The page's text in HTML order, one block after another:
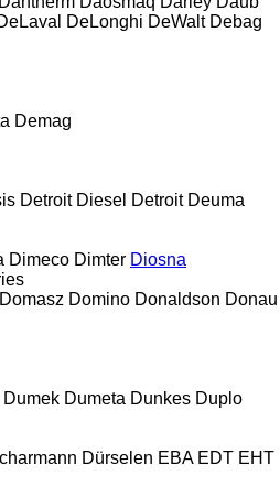
DeLonghi DeWalt Debag
Demag
Detroit Diesel Detroit Deuma
Dimeco Dimter Diosna
Domasz Domino Donaldson Donau
Dumek Dumeta Dunkes Duplo
Dürselen EBA EDT EHT